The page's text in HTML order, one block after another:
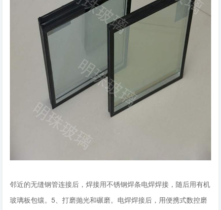
邻近的无缝钢管连接后，焊接用不锈钢焊条电焊焊接，随后用有机
玻璃板包镶。5、打磨抛光和碾磨。电焊焊接后，用便携式数控磨